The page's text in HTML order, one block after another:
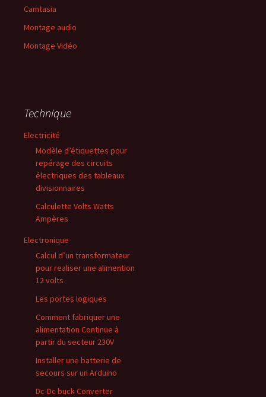
Camtasia
Montage audio
Montage Vidéo
Technique
Electricité
Modèle d’étiquettes pour
repérage des circuits
électriques des tableaux
divisionnaires
Calculette Volts Watts
Ampères
Electronique
Calcul d’un transformateur
pour realiser une alimention
12 volts
Les portes logiques
Comment fabriquer une
alimentation Continue à
partir du secteur 230V
Installer une batterie de
secours sur un Arduino
Dc-Dc buck Converter